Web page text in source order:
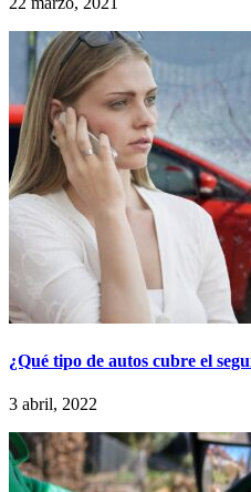
¿Qué tipo de autos cubre el
3 abril, 2022